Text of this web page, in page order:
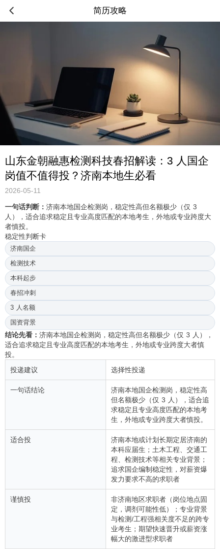
简历攻略
山东金朝融惠检测科技春招解读：3 人国企
岗值不值得投？济南本地生必看
2026-05-11
一句话判断： 济南本地国企检测岗，稳定性高但名额极少（仅 3
人），适合追求稳定且专业高度匹配的本地考生，外地或专业跨度大
者慎投。
稳定性判断卡
济南国企
检测技术
本科起步
春招冲刺
3 人名额
国资背景
结论先看： 济南本地国企检测岗，稳定性高但名额极少（仅 3 人），
适合追求稳定且专业高度匹配的本地考生，外地或专业跨度大者慎
投。
投递建议
选择性投递
一句话结论
济南本地国企检测岗，稳定性高
但名额极少（仅 3 人），适合追
求稳定且专业高度匹配的本地考
生，外地或专业跨度大者慎投。
适合投
济南本地或计划长期定居济南的
本科应届生；土木工程、交通工
程、检测技术等相关专业背景；
追求国企编制稳定性，对薪资爆
发力要求不高的求职者
谨慎投
非济南地区求职者（岗位地点固
定，调剂可能性低）；专业背景
与检测/工程强相关度不足的跨专
业考生；期望快速晋升或薪资涨
幅大的激进型求职者